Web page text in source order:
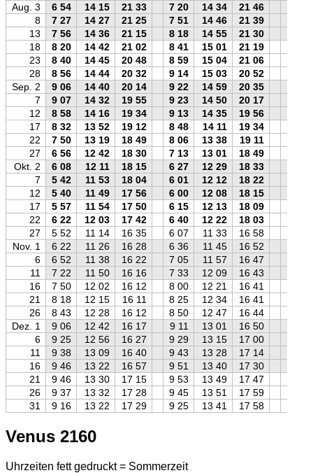
Aug. 3
6 54 14 15 21 33 7 20 14 34 21 46
8
7 27 14 27 21 25 7 51 14 46 21 39
13
7 56 14 36 21 15 8 18 14 55 21 30
18
8 20 14 42 21 02 8 41 15 01 21 19
23
8 40 14 45 20 48 8 59 15 04 21 06
28
8 56 14 44 20 32 9 14 15 03 20 52
Sep. 2
9 06 14 40 20 14 9 22 14 59 20 35
7
9 07 14 32 19 55 9 23 14 50 20 17
12
8 58 14 16 19 34 9 13 14 35 19 56
17
8 32 13 52 19 12 8 48 14 11 19 34
22
7 50 13 19 18 49 8 06 13 38 19 11
27
6 56 12 42 18 30 7 13 13 01 18 49
Okt. 2
6 08 12 11 18 15 6 27 12 29 18 33
7
5 42 11 53 18 04 6 01 12 12 18 22
12
5 40 11 49 17 56 6 00 12 08 18 15
17
5 57 11 54 17 50 6 15 12 13 18 09
22
6 22 12 03 17 42 6 40 12 22 18 03
27
5 52 11 14 16 35 6 07 11 33 16 58
Nov. 1
6 22 11 26 16 28 6 36 11 45 16 52
6
6 52 11 38 16 22 7 05 11 57 16 47
11
7 22 11 50 16 16 7 33 12 09 16 43
16
7 50 12 02 16 12 8 00 12 21 16 41
21
8 18 12 15 16 11 8 25 12 34 16 41
26
8 43 12 28 16 12 8 50 12 47 16 44
Dez. 1
9 06 12 42 16 17 9 11 13 01 16 50
6
9 25 12 56 16 27 9 29 13 15 17 00
11
9 38 13 09 16 40 9 43 13 28 17 14
16
9 46 13 22 16 57 9 51 13 40 17 30
21
9 46 13 30 17 15 9 53 13 49 17 47
26
9 37 13 32 17 28 9 45 13 51 17 59
31
9 16 13 22 17 29 9 25 13 41 17 58
Venus 2160
Uhrzeiten fett gedruckt = Sommerzeit